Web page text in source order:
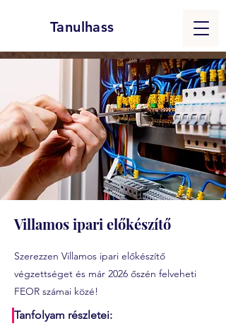
Tanulhass
Villamos ipari előkészítő
Szerezzen Villamos ipari előkészítő
végzettséget és már 2026 őszén felveheti
FEOR számai közé!
Tanfolyam részletei: